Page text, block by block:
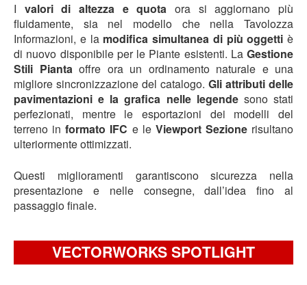
I valori di altezza e quota ora si aggiornano più
fluidamente, sia nel modello che nella Tavolozza
Informazioni, e la modifica simultanea di più oggetti è
di nuovo disponibile per le Piante esistenti. La Gestione
Stili Piantaoffre ora un ordinamento naturale e una
migliore sincronizzazione del catalogo. Gli attributi delle
pavimentazioni e la grafica nelle legendesono stati
perfezionati, mentre le esportazioni dei modelli del
terreno informato IFC e le Viewport Sezionerisultano
ulteriormente ottimizzati.
Questi miglioramenti garantiscono sicurezza nella
presentazione e nelle consegne, dall’idea fino al
passaggio finale.
VECTORWORKS SPOTLIGHT